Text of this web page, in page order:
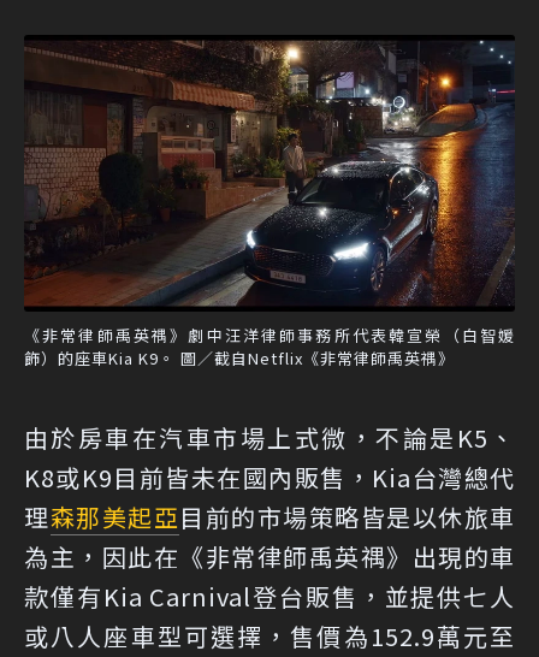
《非常律師禹英禑》劇中汪洋律師事務所代表韓宣榮（白智媛
飾）的座車Kia K9。 圖／截自Netflix《非常律師禹英禑》
由於房車在汽車市場上式微，不論是K5、
K8或K9目前皆未在國內販售，Kia台灣總代
理森那美起亞目前的市場策略皆是以休旅車
為主，因此在《非常律師禹英禑》出現的車
款僅有Kia Carnival登台販售，並提供七人
或八人座車型可選擇，售價為152.9萬元至